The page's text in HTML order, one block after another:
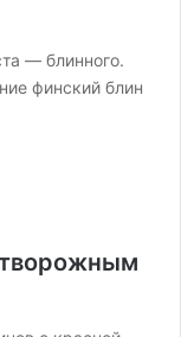
— блинного.
финский блин
творожным